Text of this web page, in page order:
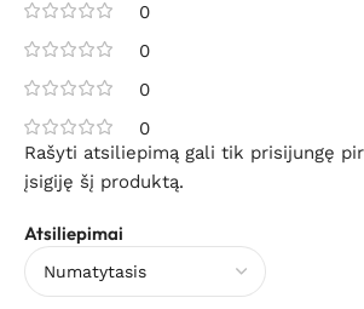
0
0
0
0
Atsiliepimai
Rašyti atsiliepimą gali tik prisijungę
įsigiję šį produktą.